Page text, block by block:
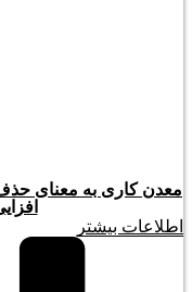
معدن کاری به معنای
اطلاعات بیشتر